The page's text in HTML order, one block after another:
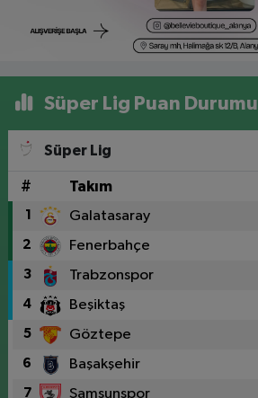
Süper Lig Puan Durumu
Süper Lig
# Takım
1 Galatasaray
2 Fenerbahçe
3 Trabzonspor
4 Beşiktaş
5 Göztepe
6 Başakşehir
7 Samsunspor